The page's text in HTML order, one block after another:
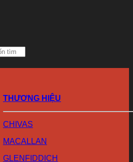
THƯƠNG HIỆU
CHIVAS
MACALLAN
GLENFIDDICH